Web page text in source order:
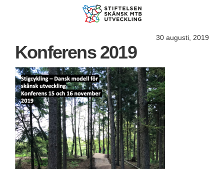
30 augusti, 2019
Konferens 2019